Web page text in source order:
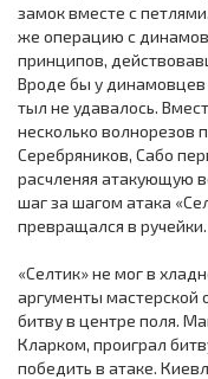
замок вместе с
же операцию с
принципов,
Вроде бы у динамовцев
тыл не удавалось.
несколько
Серебряников, Сабо
расчленяя атакующую
шаг за шагом атака
превращался в ручейки.
«Селтик» не мог в
аргументы мастерской
битву в центре поля.
Кларком, проиграл
победить в атаке.